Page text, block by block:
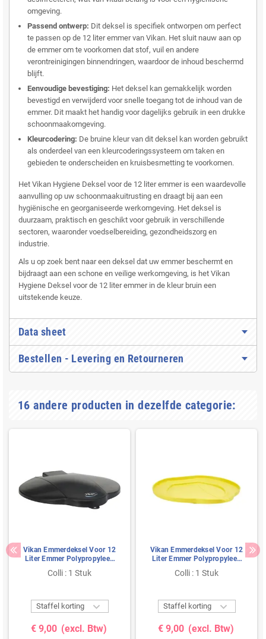
omgeving.
Passend ontwerp: Dit deksel is specifiek ontworpen om perfect
te passen op de 12 liter emmer van Vikan. Het sluit nauw aan op
de emmer om te voorkomen dat stof, vuil en andere
verontreinigingen binnendringen, waardoor de inhoud beschermd
blijft.
Eenvoudige bevestiging: Het deksel kan gemakkelijk worden
bevestigd en verwijderd voor snelle toegang tot de inhoud van de
emmer. Dit maakt het handig voor dagelijks gebruik in een drukke
schoonmaakomgeving.
Kleurcodering: De bruine kleur van dit deksel kan worden gebruikt
als onderdeel van een kleurcoderingssysteem om taken en
gebieden te onderscheiden en kruisbesmetting te voorkomen.
Het Vikan Hygiene Deksel voor de 12 liter emmer is een waardevolle
aanvulling op uw schoonmaakuitrusting en draagt bij aan een
hygiënische en georganiseerde werkomgeving. Het deksel is
duurzaam, praktisch en geschikt voor gebruik in verschillende
sectoren, waaronder voedselbereiding, gezondheidszorg en
industrie.
Als u op zoek bent naar een deksel dat uw emmer beschermt en
bijdraagt aan een schone en veilige werkomgeving, is het Vikan
Hygiene Deksel voor de 12 liter emmer in de kleur bruin een
uitstekende keuze.
Data sheet
Bestellen - Levering en Retourneren
16 andere producten in dezelfde categorie:
Vikan Emmerdeksel Voor 12
Liter Emmer Polypropyleen
365x310x40mm Zwart
Colli : 1 Stuk
Staffel korting 
€ 9,00 (excl. Btw)
Vikan Emmerdeksel Voor 12
Liter Emmer Polypropyleen
365x310x40mm Geel
Colli : 1 Stuk
Staffel korting 
€ 9,00 (excl. Btw)